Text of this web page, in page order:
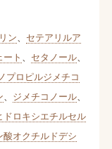
ン
セテアリルア
ト セタノール、
プロピルジメチコ
ジメチコノール、
ドロキシエチルセル
酸オクチルドデシ